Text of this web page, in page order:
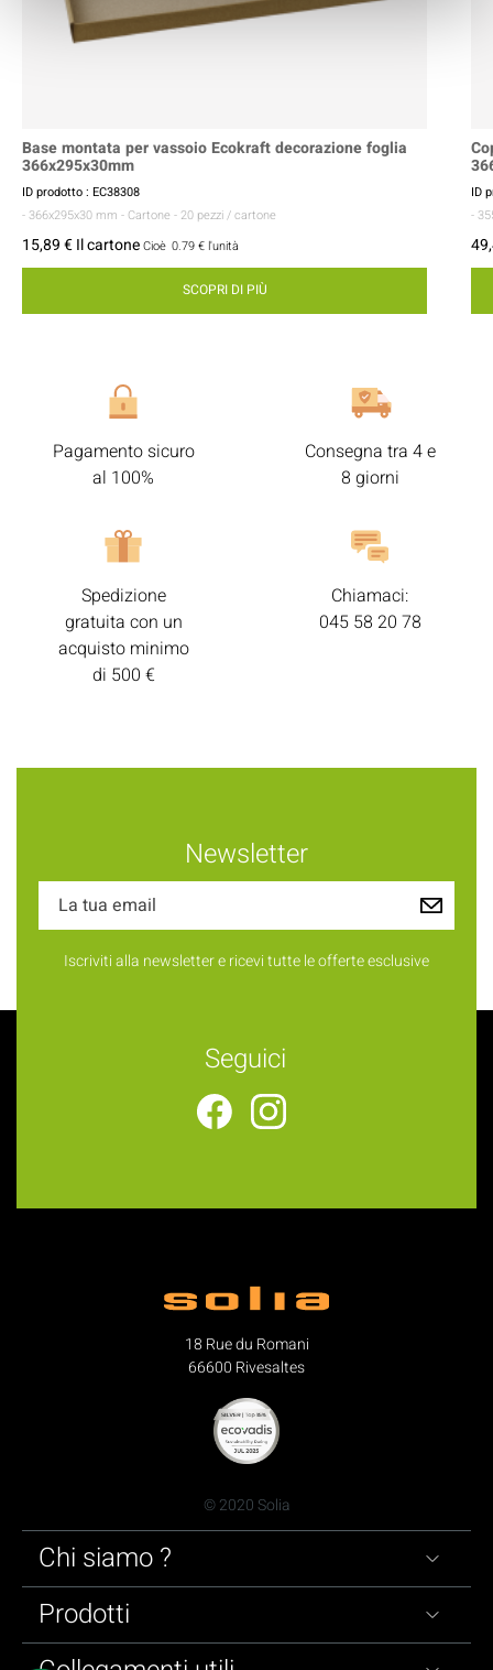
Base montata per vassoio Ecokraft decorazione foglia
366x295x30mm
ID prodotto : EC38308
- 366x295x30 mm - Cartone - 20 pezzi / cartone
15,89 € Il cartoneCioè 0.79 € l'unità
SCOPRI DI PIÙ
ID
-
Pagamento sicuro
al 100%
Consegna tra 4 e
8 giorni
Spedizione
gratuita con un
acquisto minimo
di 500 €
Chiamaci:
045 58 20 78
Newsletter
Iscriviti alla newsletter e ricevi tutte le offerte esclusive
Seguici
18 Rue du Romani
66600 Rivesaltes
© 2020 Solia
Chi siamo ?
Prodotti